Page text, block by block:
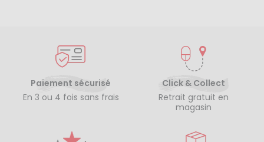
Paiement sécurisé
En 3 ou 4 fois sans frais
Click & Collect
Retrait gratuit en
magasin